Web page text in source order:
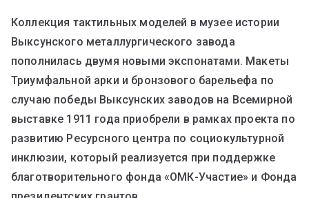
Коллекция тактильных моделей в музее истории
Выксунского металлургического завода
пополнилась двумя новыми экспонатами. Макеты
Триумфальной арки и бронзового барельефа по
случаю победы Выксунских заводов на Всемирной
выставке 1911 года приобрели в рамках проекта по
развитию Ресурсного центра по социокультурной
инклюзии, который реализуется при поддержке
благотворительного фонда «ОМК-Участие» и Фонда